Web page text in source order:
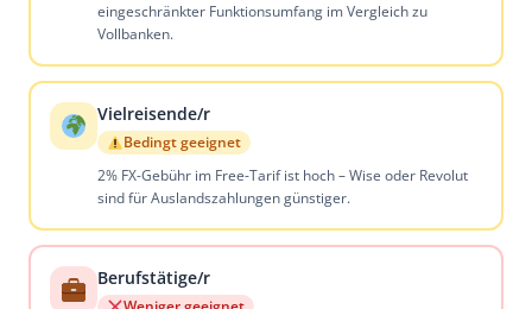
eingeschränkter Funktionsumfang im Vergleich zu
Vollbanken.
Vielreisende/r
Bedingt geeignet
2% FX-Gebühr im Free-Tarif ist hoch – Wise oder Revolut
sind für Auslandszahlungen günstiger.
Berufstätige/r